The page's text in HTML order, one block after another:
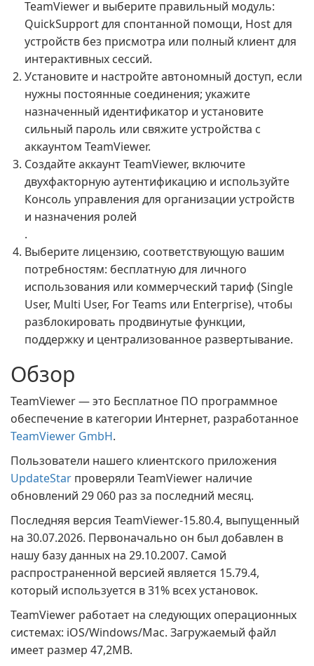
TeamViewer и выберите правильный модуль:
QuickSupport для спонтанной помощи, Host для
устройств без присмотра или полный клиент для
интерактивных сессий.
Установите и настройте автономный доступ, если
нужны постоянные соединения; укажите
назначенный идентификатор и установите
сильный пароль или свяжите устройства с
аккаунтом TeamViewer.
Создайте аккаунт TeamViewer, включите
двухфакторную аутентификацию и используйте
Консоль управления для организации устройств
и назначения ролей
.
Выберите лицензию, соответствующую вашим
потребностям: бесплатную для личного
использования или коммерческий тариф (Single
User, Multi User, For Teams или Enterprise), чтобы
разблокировать продвинутые функции,
поддержку и централизованное развертывание.
Обзор
TeamViewer — это Бесплатное ПО программное
обеспечение в категории Интернет, разработанное
TeamViewer GmbH.
Пользователи нашего клиентского приложения
UpdateStar проверяли TeamViewer наличие
обновлений 29 060 раз за последний месяц.
Последняя версия TeamViewer-15.80.4, выпущенный
на 30.07.2026. Первоначально он был добавлен в
нашу базу данных на 29.10.2007. Самой
распространенной версией является 15.79.4,
который используется в 31% всех установок.
TeamViewer работает на следующих операционных
системах: iOS/Windows/Mac. Загружаемый файл
имеет размер 47,2MB.